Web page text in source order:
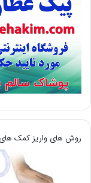
روش های واریز کمک های